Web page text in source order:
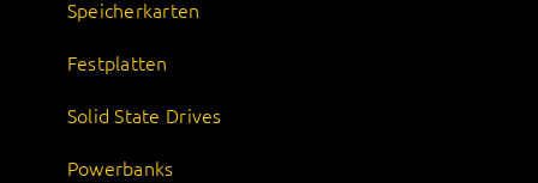
Speicherkarten
Festplatten
Solid State Drives
Powerbanks